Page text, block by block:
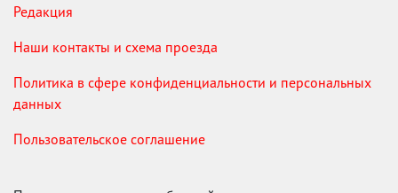
Редакция
Наши контакты и схема проезда
Политика в сфере конфиденциальности и персональных
данных
Пользовательское соглашение